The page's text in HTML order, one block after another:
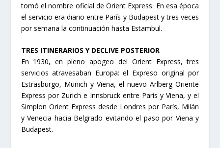
tomó el nombre oficial de Orient Express. En esa época
el servicio era diario entre París y Budapest y tres veces
por semana la continuación hasta Estambul.
TRES ITINERARIOS Y DECLIVE POSTERIOR
En 1930, en pleno apogeo del Orient Express, tres
servicios atravesaban Europa: el Expreso original por
Estrasburgo, Munich y Viena, el nuevo Arlberg Oriente
Express por Zurich e Innsbruck entre París y Viena, y el
Simplon Orient Express desde Londres por París, Milán
y Venecia hacia Belgrado evitando el paso por Viena y
Budapest.